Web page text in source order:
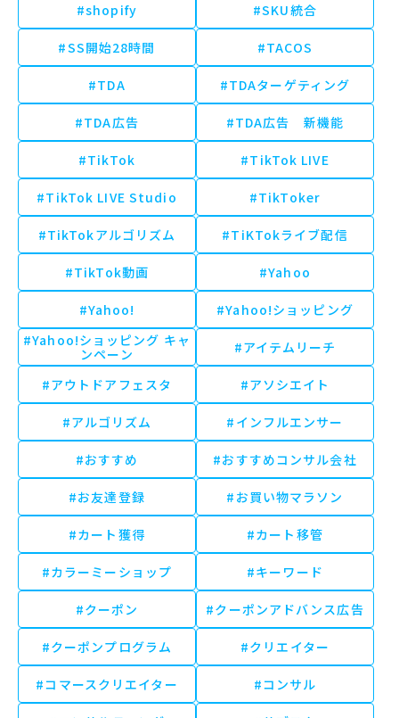
#shopify #SKU統合
#SS開始28時間 #TACOS
#TDA #TDAターゲティング
#TDA広告 #TDA広告 新機能
#TikTok #TikTok LIVE
#TikTok LIVE Studio #TikToker
#TikTokアルゴリズム #TiKTokライブ配信
#TikTok動画 #Yahoo
#Yahoo!
#Yahoo!ショッピング
#Yahoo!ショッピング キャ
ンペーン
#アイテムリーチ
#アウトドアフェスタ #アソシエイト
#アルゴリズム #インフルエンサー
#おすすめ #おすすめコンサル会社
#お友達登録 #お買い物マラソン
#カート獲得 #カート移管
#カラーミーショップ #キーワード
#クーポン #クーポンアドバンス広告
#クーポンプログラム #クリエイター
#コマースクリエイター #コンサル